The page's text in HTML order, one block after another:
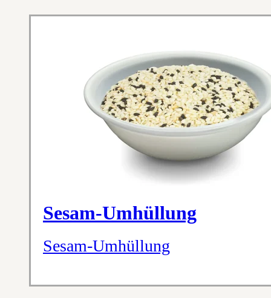
Sesam-Umhüllung
Sesam-Umhüllung